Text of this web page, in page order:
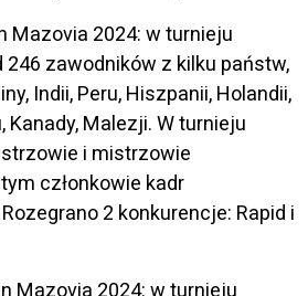
Mazovia 2024: w turnieju
246 zawodników z kilku państw,
Indii, Peru, Hiszpanii, Holandii,
Kanady, Malezji. W turnieju
i mistrzowie
członkowie kadr
2 konkurencje: Rapid i
Mazovia 2024: w turnieju